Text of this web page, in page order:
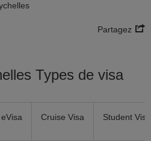
Partagez
Types de visa
Cruise Visa Student Visa